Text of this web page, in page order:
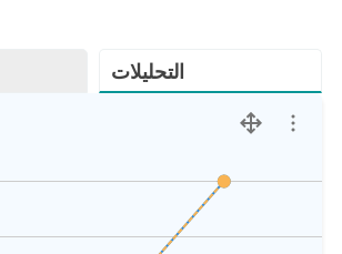
التحليلات